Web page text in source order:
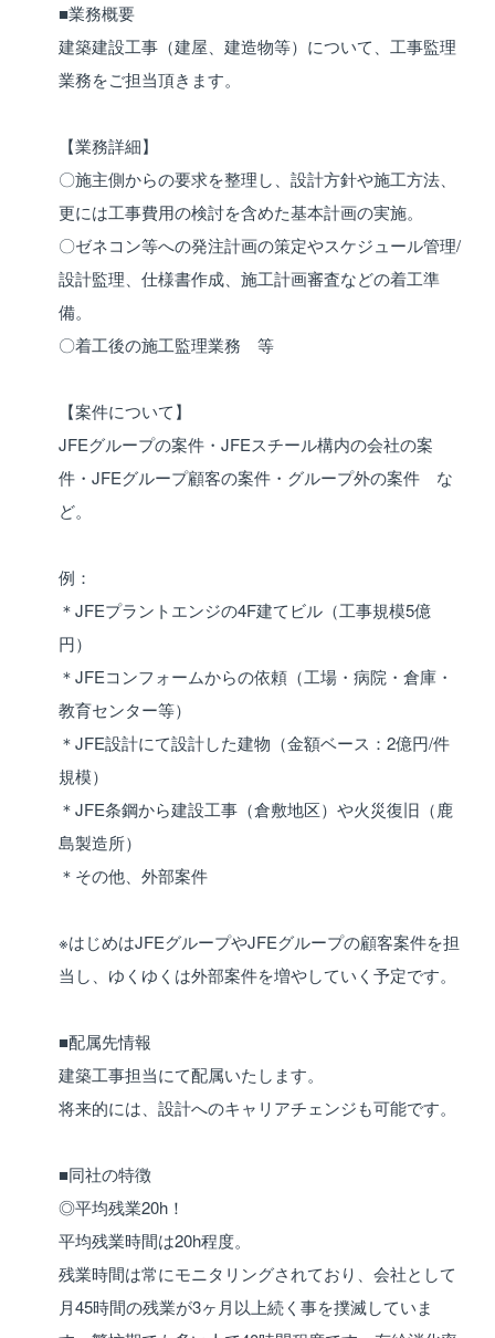
■業務概要
建築建設工事（建屋、建造物等）について、工事監理
業務をご担当頂きます。
【業務詳細】
〇施主側からの要求を整理し、設計方針や施工方法、
更には工事費用の検討を含めた基本計画の実施。
〇ゼネコン等への発注計画の策定やスケジュール管理/
設計監理、仕様書作成、施工計画審査などの着工準
備。
〇着工後の施工監理業務 等
【案件について】
JFEグループの案件・JFEスチール構内の会社の案
件・JFEグループ顧客の案件・グループ外の案件 な
ど。
例：
＊JFEプラントエンジの4F建てビル（工事規模5億
円）
＊JFEコンフォームからの依頼（工場・病院・倉庫・
教育センター等）
＊JFE設計にて設計した建物（金額ベース：2億円/件
規模）
＊JFE条鋼から建設工事（倉敷地区）や火災復旧（鹿
島製造所）
＊その他、外部案件
※はじめはJFEグループやJFEグループの顧客案件を担
当し、ゆくゆくは外部案件を増やしていく予定です。
■配属先情報
建築工事担当にて配属いたします。
将来的には、設計へのキャリアチェンジも可能です。
■同社の特徴
◎平均残業20h！
平均残業時間は20h程度。
残業時間は常にモニタリングされており、会社として
月45時間の残業が3ヶ月以上続く事を撲滅していま